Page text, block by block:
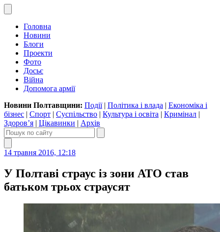
Головна
Новини
Блоги
Проекти
Фото
Досьє
Війна
Допомога армії
Новини Полтавщини: Події| Політика і влада | Економіка і
бізнес | Спорт | Суспільство | Культура і освіта | Кримінал |
Здоров’я | Цікавинки | Архів
14 травня 2016, 12:18
У Полтаві страус із зони АТО став
батьком трьох страусят